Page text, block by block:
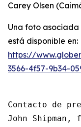
Carey Olsen
Una foto asociada
está disponible en:
https://
3566-4f57-9b34-
Contacto de
John Shipman,